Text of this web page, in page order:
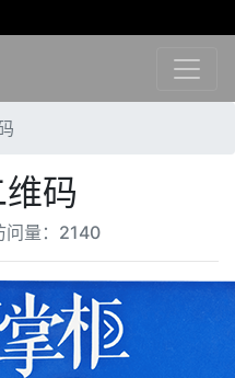
码
问量：2140